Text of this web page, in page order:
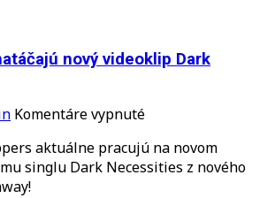
Necessities!
nový videoklip Dark
Komentáre vypnuténa
Peppers
natáčajú
aktuálne pracujú na novom
singlu Dark Necessities z nového